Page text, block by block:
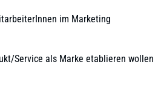
im Marketing
Service als Marke etablieren wollen